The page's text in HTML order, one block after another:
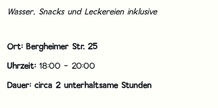
Wasser, Snacks und Leckereien inklusive
Ort: Bergheimer Str. 25
Uhrzeit: 18:00 - 20:00
Dauer: circa 2 unterhaltsame Stunden